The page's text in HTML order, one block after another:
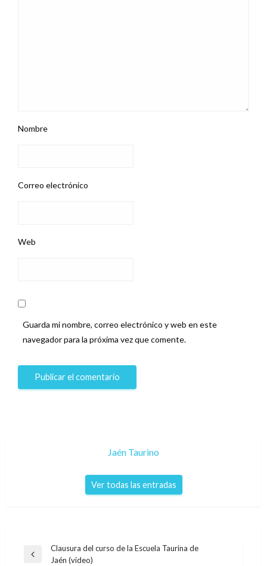
Nombre
Correo electrónico
Web
Guarda mi nombre, correo electrónico y web en este
navegador para la próxima vez que comente.
Jaén Taurino
Ver todas las entradas
Navegación
Entrada
Clausura del curso de la Escuela Taurina de
Jaén (video)